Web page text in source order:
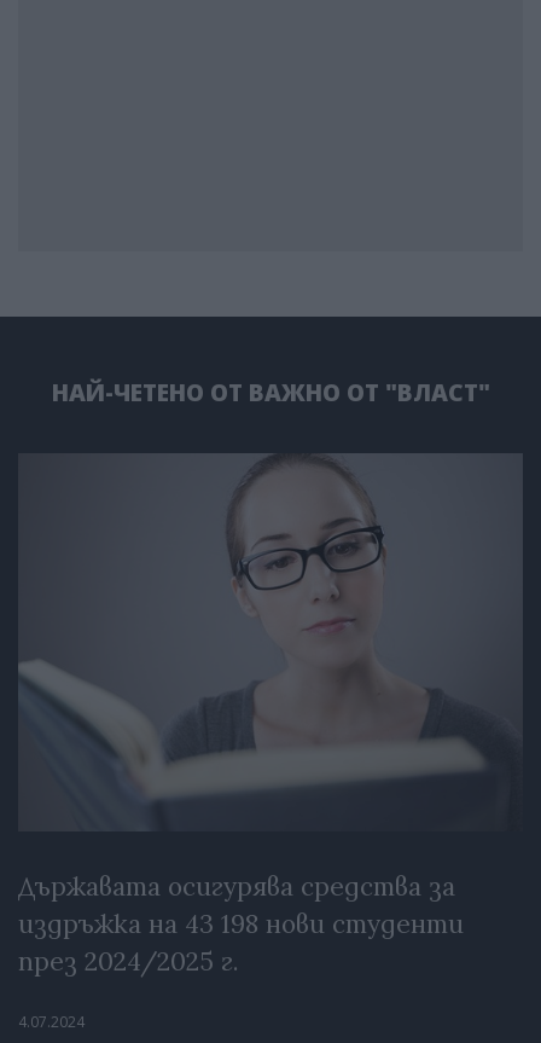
НАЙ-ЧЕТЕНО ОТ ВАЖНО ОТ "ВЛАСТ"
Държавата осигурява средства за
издръжка на 43 198 нови студенти
през 2024/2025 г.
4.07.2024